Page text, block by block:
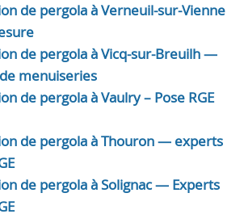
de pergola à Verneuil-sur-Vienne
de pergola à Vicq-sur-Breuilh —
menuiseries
de pergola à Vaulry – Pose RGE
de pergola à Thouron — experts
de pergola à Solignac — Experts